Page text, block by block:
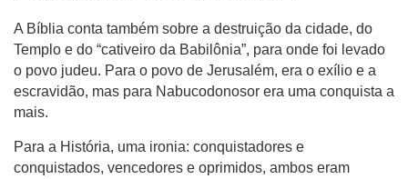
A Bíblia conta também sobre a destruição da cidade, do
Templo e do “cativeiro da Babilônia”, para onde foi levado
o povo judeu. Para o povo de Jerusalém, era o exílio e a
escravidão, mas para Nabucodonosor era uma conquista a
mais.
Para a História, uma ironia: conquistadores e
conquistados, vencedores e oprimidos, ambos eram